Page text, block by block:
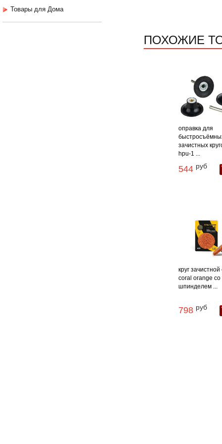
Товары для Дома
ПОХОЖИЕ
оправка для
зачистных
hpu-1 ...
544 руб
круг
coral orange со
шпинделем ...
798 руб